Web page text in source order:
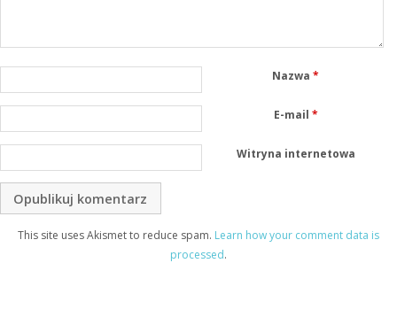
Nazwa*
E-mail *
Witryna internetowa
This site uses Akismet to reduce spam. Learn how your comment data is
processed.